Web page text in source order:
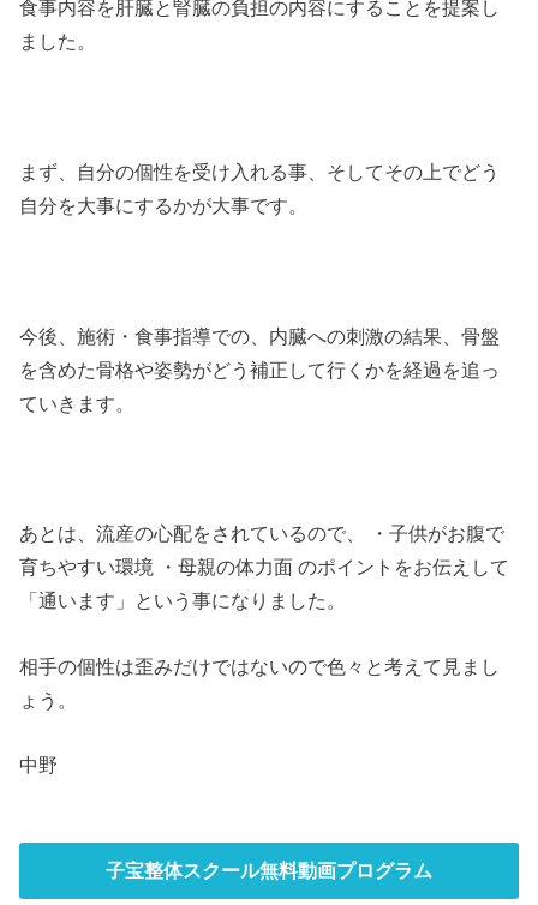
食事内容を肝臓と腎臓の負担の内容にすることを提案し
ました。
まず、自分の個性を受け入れる事、そしてその上でどう
自分を大事にするかが大事です。
今後、施術・食事指導での、内臓への刺激の結果、骨盤
を含めた骨格や姿勢がどう補正して行くかを経過を追っ
ていきます。
あとは、流産の心配をされているので、 ・子供がお腹で
育ちやすい環境 ・母親の体力面 のポイントをお伝えして
「通います」という事になりました。
相手の個性は歪みだけではないので色々と考えて見まし
ょう。
中野
子宝整体スクール無料動画プログラム